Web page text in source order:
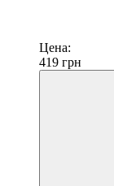
Цена:
419 грн